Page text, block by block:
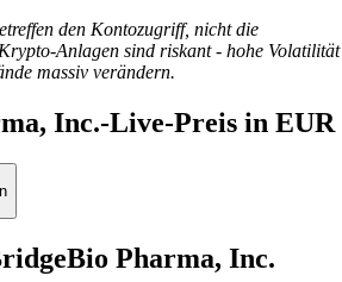
den Kontozugriff, nicht die
Anlagen sind riskant - hohe Volatilität
massiv verändern.
Inc.-Live-Preis in EUR
Pharma, Inc.